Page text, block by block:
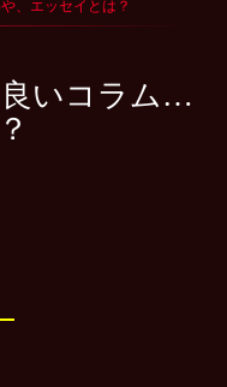
、エッセイとは？
良いコラム…